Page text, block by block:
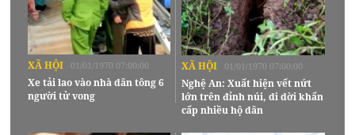
XÃ HỘI 01/01/1970 07:00:00
Xe tải lao vào nhà dân tông 6
người tử vong
XÃ HỘI 01/01/1970 07:00:00
Nghệ An: Xuất hiện vết nứt
lớn trên đỉnh núi, di dời khẩn
cấp nhiều hộ dân